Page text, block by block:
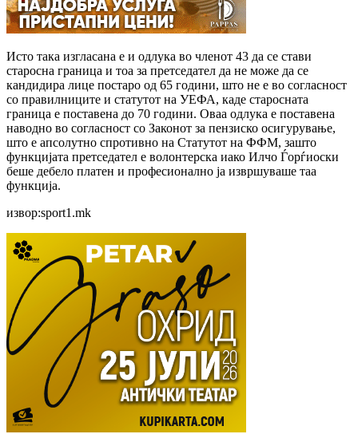
Исто така изгласана е и одлука во членот 43 да се стави
старосна граница и тоа за претседател да не може да се
кандидира лице постаро од 65 години, што не е во согласност
со правилниците и статутот на УЕФА, каде старосната
граница е поставена до 70 години. Оваа одлука е поставена
наводно во согласност со Законот за пензиско осигурување,
што е апсолутно спротивно на Статутот на ФФМ, зашто
функцијата претседател е волонтерска иако Илчо Ѓорѓиоски
беше дебело платен и професионално ја извршуваше таа
функција.
извор:sport1.mk